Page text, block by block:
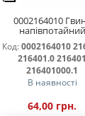
0002164010
напівпотайний
М10х25х20
216401.0
216401000
Код:0002164010
216401.0 216401
216401000.1
В наявності
64,00 грн.